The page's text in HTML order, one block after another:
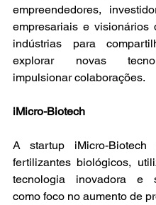
empreendedores,
empresariais e visionários
indústrias para
explorar novas
impulsionar colaborações.
iMicro-Biotech
A startup iMicro-Biotech
fertilizantes biológicos,
tecnologia inovadora e
como foco no aumento de